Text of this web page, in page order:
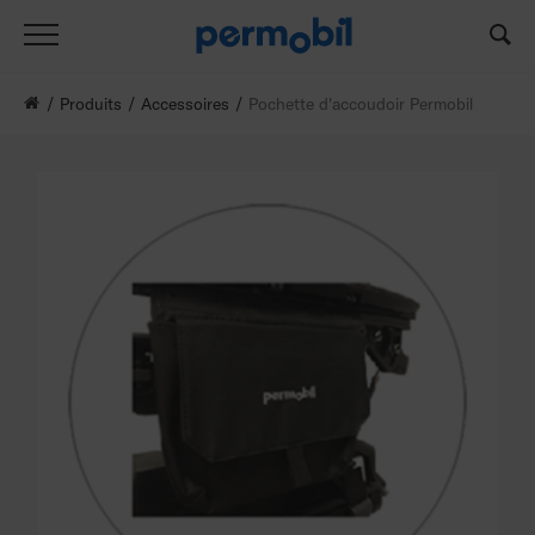
Produits Accessoires Pochette d'accoudoir Permobil